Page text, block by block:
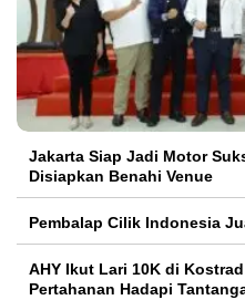
Jakarta Siap Jadi Motor
Disiapkan Benahi Venue
Pembalap Cilik Indonesia
AHY Ikut Lari 10K di
Pertahanan Hadapi